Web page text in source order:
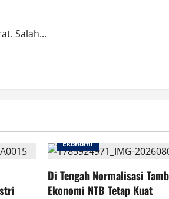
Salah...
Ekonomi
Di Tengah Normalisasi
Ekonomi NTB Tetap Kuat